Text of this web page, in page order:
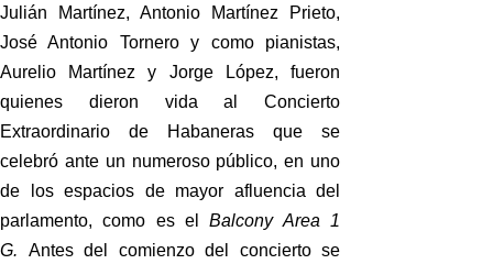
Julián Martínez, Antonio Martínez Prieto,
José Antonio Tornero y como pianistas,
Aurelio Martínez y Jorge López, fueron
quienes dieron vida al Concierto
Extraordinario de Habaneras que se
celebró ante un numeroso público, en uno
de los espacios de mayor afluencia del
parlamento, como es elBalcony Area 1
G. Antes del comienzo del concierto se